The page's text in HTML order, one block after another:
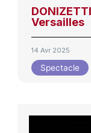
Versailles
14 Avr 2025
Spectacle